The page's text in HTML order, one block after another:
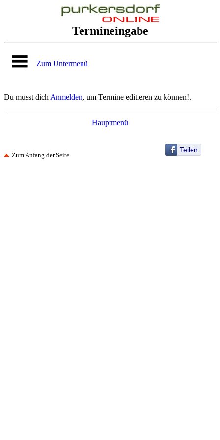
Termineingabe
Zum Untermenü
Du musst dich Anmelden, um Termine editieren zu können!.
Hauptmenü
Teilen
Zum Anfang der Seite